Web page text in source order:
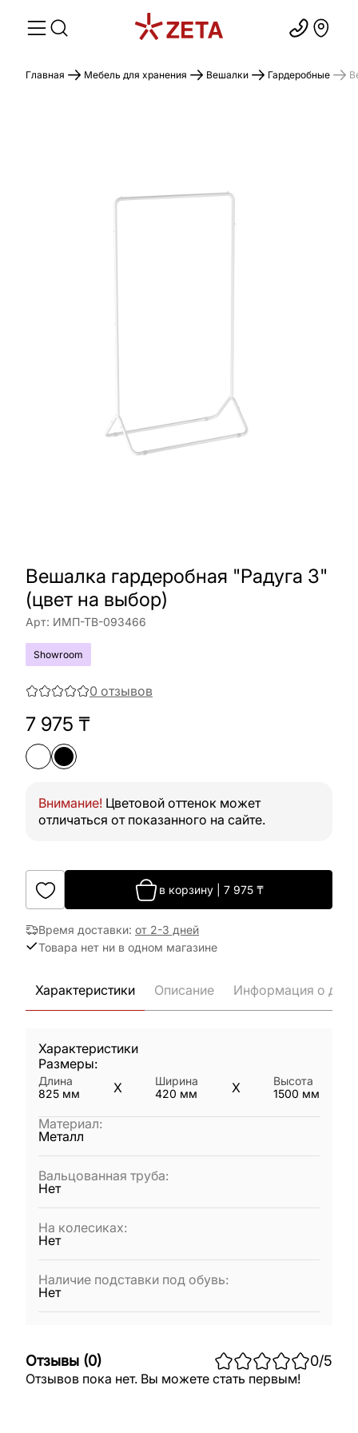
Главная Мебель для хранения Вешалки Гардеробные
Вешалка гардеробная "Радуга 3"
(цвет на выбор)
Арт: ИМП-ТВ-093466
Showroom
0 отзывов
7 975 ₸
Внимание! Цветовой оттенок может
отличаться от показанного на сайте.
в корзину 7 975 ₸
Время доставки: от 2-3 дней
Товара нет ни в одном магазине
Характеристики Описание Информация о
Характеристики
Размеры:
Длина
825 мм X
Ширина
420 мм X
Высота
1500 мм
Материал:
Металл
Вальцованная труба:
Нет
На колесиках:
Нет
Наличие подставки под обувь:
Нет
Отзывы (0) 0/5
Отзывов пока нет. Вы можете стать первым!